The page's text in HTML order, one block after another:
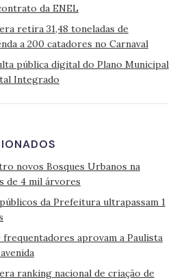
da ENEL
retira 31,48 toneladas de
a 200 catadores no Carnaval
pública digital do Plano Municipal
Integrado
novos Bosques Urbanos na
de 4 mil árvores
da Prefeitura ultrapassam 1
frequentadores aprovam a Paulista
ranking nacional de criação de